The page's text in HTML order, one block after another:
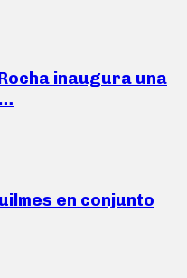
inaugura una
en conjunto